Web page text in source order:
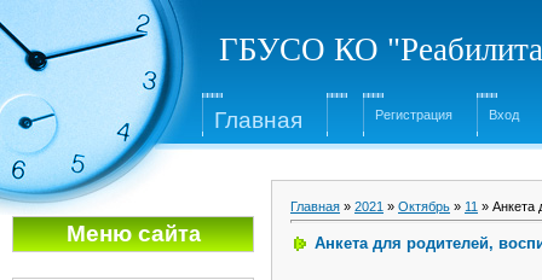
ГБУСО КО
Главная Регистрация Вход
Меню сайта
Главная » 2021 » Октябрь » 11 » Анкета
Анкета для родителей,